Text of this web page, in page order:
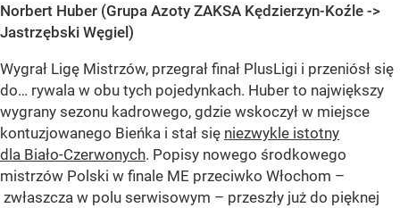
Norbert Huber (Grupa Azoty ZAKSA Kędzierzyn-Koźle ->
Jastrzębski Węgiel)
Wygrał Ligę Mistrzów, przegrał finał PlusLigi i przeniósł się
do… rywala w obu tych pojedynkach. Huber to największy
wygrany sezonu kadrowego, gdzie wskoczył w miejsce
kontuzjowanego Bieńka i stał się niezwykle istotny
dla Biało-Czerwonych. Popisy nowego środkowego
mistrzów Polski w finale ME przeciwko Włochom –
zwłaszcza w polu serwisowym – przeszły już do pięknej